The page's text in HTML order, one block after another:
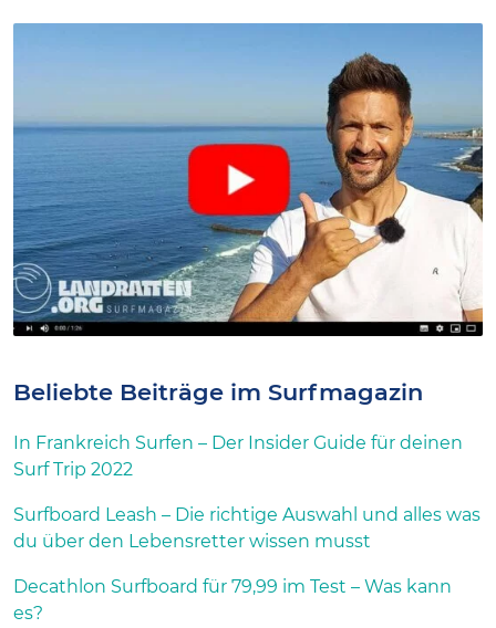
Beliebte Beiträge im Surfmagazin
In Frankreich Surfen – Der Insider Guide für deinen
Surf Trip 2022
Surfboard Leash – Die richtige Auswahl und alles was
du über den Lebensretter wissen musst
Decathlon Surfboard für 79,99 im Test – Was kann
es?